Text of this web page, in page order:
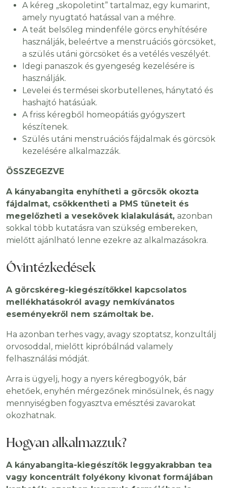
A kéreg „skopoletint” tartalmaz, egy kumarint,
amely nyugtató hatással van a méhre.
A teát belsőleg mindenféle görcs enyhítésére
használják, beleértve a menstruációs görcsöket,
a szülés utáni görcsöket és a vetélés veszélyét.
Idegi panaszok és gyengeség kezelésére is
használják.
Levelei és termései skorbutellenes, hánytató és
hashajtó hatásúak.
A friss kéregből homeopátiás gyógyszert
készítenek.
Szülés utáni menstruációs fájdalmak és görcsök
kezelésére alkalmazzák.
ÖSSZEGEZVE
A kányabangita enyhítheti a görcsök okozta
fájdalmat, csökkentheti a PMS tüneteit és
megelőzheti a vesekövek kialakulását, azonban
sokkal több kutatásra van szükség embereken,
mielőtt ajánlható lenne ezekre az alkalmazásokra.
Óvintézkedések
A görcskéreg-kiegészítőkkel kapcsolatos
mellékhatásokról avagy nemkívánatos
eseményekről nem számoltak be.
Ha azonban terhes vagy, avagy szoptatsz, konzultálj
orvosoddal, mielőtt kipróbálnád valamely
felhasználási módját.
Arra is ügyelj, hogy a nyers kéregbogyók, bár
ehetőek, enyhén mérgezőnek minősülnek, és nagy
mennyiségben fogyasztva emésztési zavarokat
okozhatnak.
Hogyan alkalmazzuk?
A kányabangita-kiegészítők leggyakrabban tea
vagy koncentrált folyékony kivonat formájában